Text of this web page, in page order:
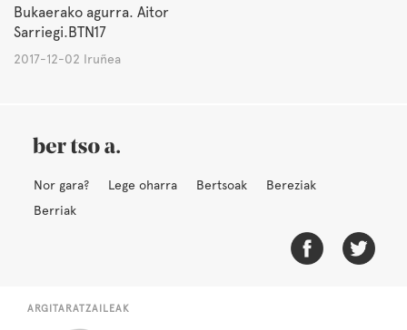
Bukaerako agurra. Aitor
Sarriegi.BTN17
2017-12-02 Iruñea
Nor gara? Lege oharra Bertsoak
Bereziak
Berriak
ARGITARATZAILEAK